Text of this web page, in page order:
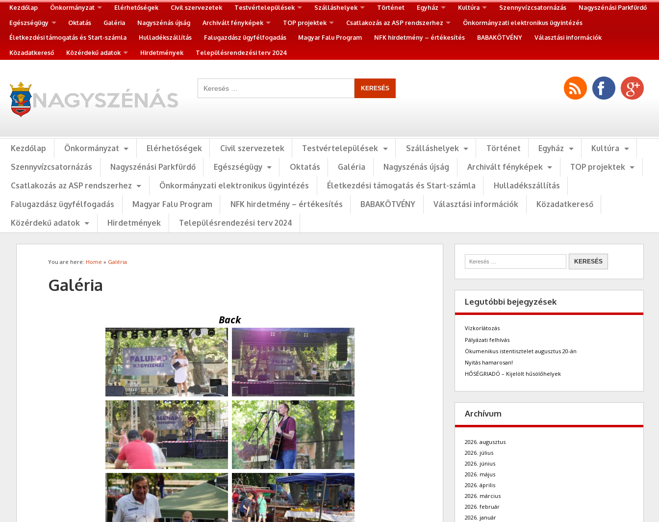
Kezdőlap Önkormányzat Elérhetőségek Civil szervezetek Testvértelepülések Szálláshelyek Történet Egyház Kultúra Szennyvízcsatornázás
Nagyszénási Parkfürdő
Egészségügy
Oktatás Galéria Nagyszénás újság Archivált fényképek TOP projektek Csatlakozás az ASP rendszerhez
Önkormányzati elektronikus ügyintézés
Életkezdési támogatás és Start-számla
Hulladékszállítás Falugazdász ügyfélfogadás Magyar Falu Program NFK hirdetmény – értékesítés BABAKÖTVÉNY
Választási információk
Közadatkereső
Közérdekű adatok Hirdetmények Településrendezési terv 2024
Kezdőlap Önkormányzat Elérhetőségek Civil szervezetek Testvértelepülések Szálláshelyek Történet Egyház
Kultúra
Szennyvízcsatornázás
Nagyszénási Parkfürdő Egészségügy Oktatás Galéria Nagyszénás újság Archivált fényképek
TOP projektek
Csatlakozás az ASP rendszerhez
Önkormányzati elektronikus ügyintézés Életkezdési támogatás és Start-számla
Hulladékszállítás
Falugazdász ügyfélfogadás
Magyar Falu Program NFK hirdetmény – értékesítés BABAKÖTVÉNY Választási információk
Közadatkereső
Közérdekű adatok
Hirdetmények Településrendezési terv 2024
You are here: Home » Galéria
Galéria
Back
Legutóbbi bejegyzések
Vízkorlátozás
Pályázati felhívás
Ökumenikus istentisztelet augusztus 20-án
Nyitás hamarosan!
HŐSÉGRIADÓ – Kijelölt hűsölőhelyek
Archívum
2026. augusztus
2026. július
2026. június
2026. május
2026. április
2026. március
2026. február
2026. január